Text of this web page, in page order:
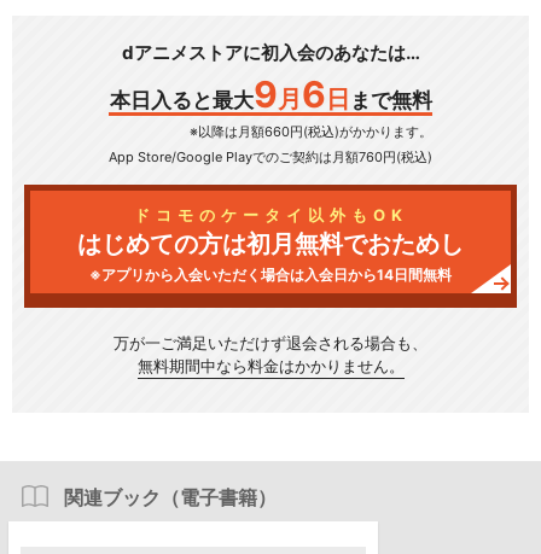
dアニメストアに初入会のあなたは…
本日入ると最大9月 6 日 まで無料
※以降は月額660円(税込)がかかります。
App Store/Google Playでのご契約は月額760円(税込)
ドコモのケータイ以外もOK
はじめての方は初月無料でおためし
※アプリから入会いただく場合は入会日から14日間無料
万が一ご満足いただけず退会される場合も、
無料期間中なら料金はかかりません。
関連ブック（電子書籍）